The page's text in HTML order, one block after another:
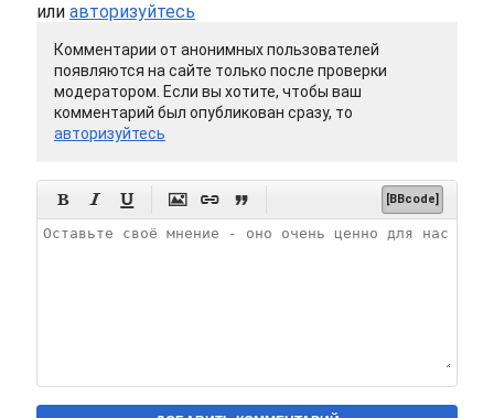
или авторизуйтесь
Комментарии от анонимных пользователей
появляются на сайте только после проверки
модератором. Если вы хотите, чтобы ваш
комментарий был опубликован сразу, то
авторизуйтесь
      [BBcode]